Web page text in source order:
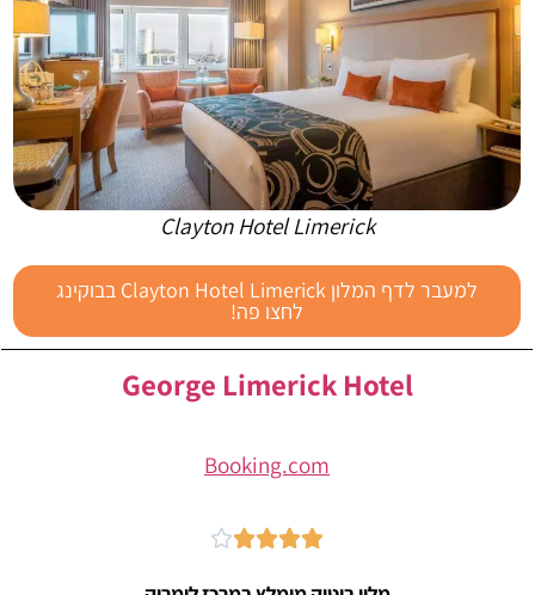
Clayton Hotel Limerick
למעבר לדף המלון Clayton Hotel Limerick בבוקינג
לחצו פה!
George Limerick Hotel
Booking.com




